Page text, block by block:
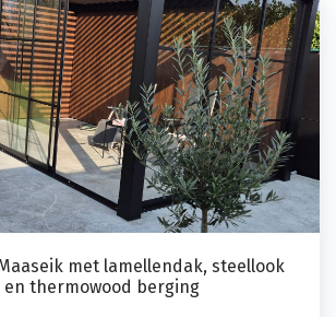
met lamellendak, steellook
thermowood berging